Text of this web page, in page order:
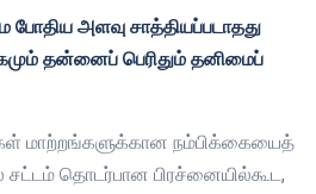
போதிய அளவு சாத்தியப்படாதது
தன்னைப் பெரிதும் தனிமைப்
மாற்றங்களுக்கான நம்பிக்கையைத்
சட்டம் தொடர்பான பிரச்னையில்கூட,